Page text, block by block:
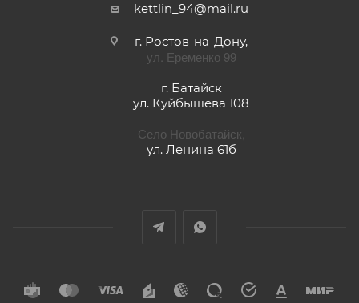
kettlin_94@mail.ru
г. Ростов-на-Дону,
ул. Еременко 99
г. Батайск
ул. Куйбышева 108
Село Новобатайск,
ул. Ленина 61б